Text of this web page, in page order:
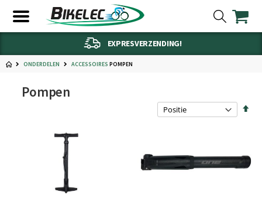
EXPRESVERZENDING!
ONDERDELEN ACCESSOIRES POMPEN
Pompen
Van